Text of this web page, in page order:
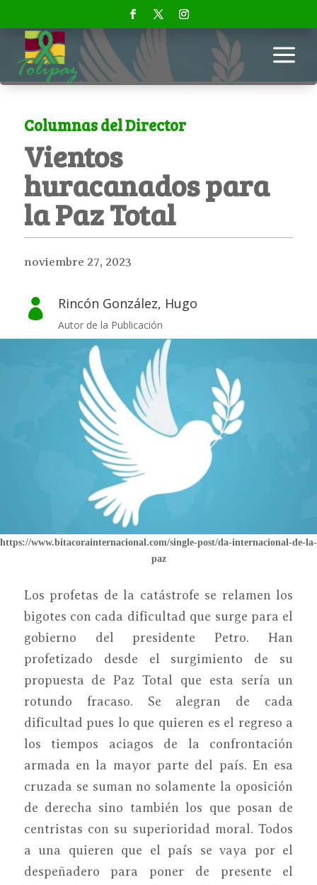
a
Columnas del Director
Vientos
huracanados para
la Paz Total
noviembre 27, 2023
 Rincón González, Hugo
Autor de la Publicación
https://www.bitacorainternacional.com/single-post/da-internacional-de-la-
paz
Los profetas de la catástrofe se relamen los
bigotes con cada dificultad que surge para el
gobierno del presidente Petro. Han
profetizado desde el surgimiento de su
propuesta de Paz Total que esta sería un
rotundo fracaso. Se alegran de cada
dificultad pues lo que quieren es el regreso a
los tiempos aciagos de la confrontación
armada en la mayor parte del país. En esa
cruzada se suman no solamente la oposición
de derecha sino también los que posan de
centristas con su superioridad moral. Todos
a una quieren que el país se vaya por el
despeñadero para poner de presente el